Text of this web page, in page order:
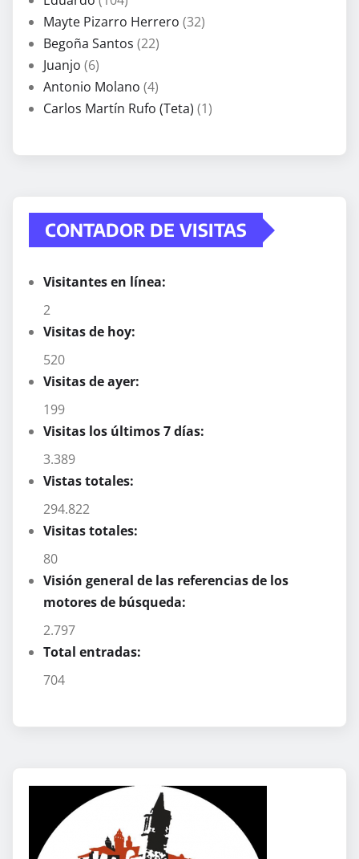
Mayte Pizarro Herrero (32)
Begoña Santos (22)
Juanjo (6)
Antonio Molano (4)
Carlos Martín Rufo (Teta) (1)
CONTADOR DE VISITAS
Visitantes en línea:
2
Visitas de hoy:
520
Visitas de ayer:
199
Visitas los últimos 7 días:
3.389
Vistas totales:
294.822
Visitas totales:
80
Visión general de las referencias de los
motores de búsqueda:
2.797
Total entradas:
704